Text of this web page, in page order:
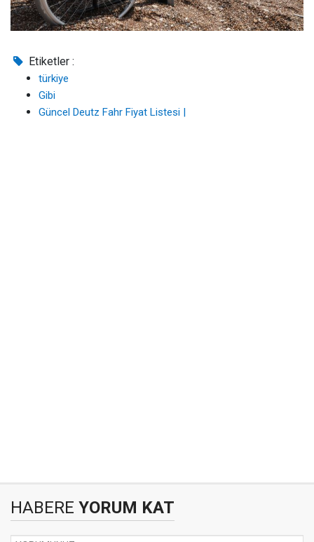
Etiketler :
türkiye
Gibi
Güncel Deutz Fahr Fiyat Listesi |
HABERE YORUM KAT